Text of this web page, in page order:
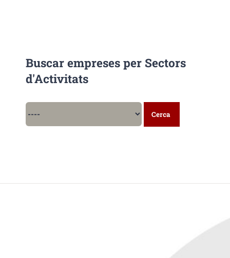
Buscar empreses per Sectors
d'Activitats